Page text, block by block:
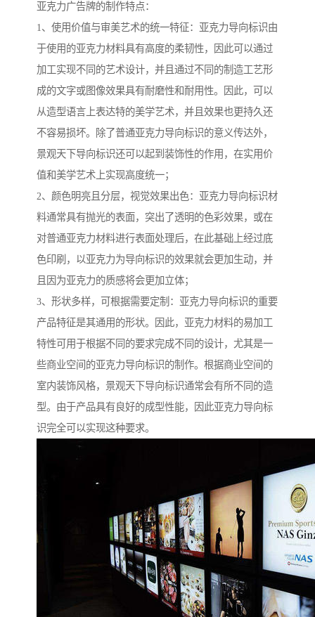
亚克力广告牌的制作特点：
1、使用价值与审美艺术的统一特征：亚克力导向标识由
于使用的亚克力材料具有高度的柔韧性，因此可以通过
加工实现不同的艺术设计，并且通过不同的制造工艺形
成的文字或图像效果具有耐磨性和耐用性。因此，可以
从造型语言上表达特的美学艺术，并且效果也更持久还
不容易损坏。除了普通亚克力导向标识的意义传达外，
景观天下导向标识还可以起到装饰性的作用，在实用价
值和美学艺术上实现高度统一；
2、颜色明亮且分层，视觉效果出色：亚克力导向标识材
料通常具有抛光的表面，突出了透明的色彩效果，或在
对普通亚克力材料进行表面处理后，在此基础上经过底
色印刷，以亚克力为导向标识的效果就会更加生动，并
且因为亚克力的质感将会更加立体；
3、形状多样，可根据需要定制：亚克力导向标识的重要
产品特征是其通用的形状。因此，亚克力材料的易加工
特性可用于根据不同的要求完成不同的设计，尤其是一
些商业空间的亚克力导向标识的制作。根据商业空间的
室内装饰风格，景观天下导向标识通常会有所不同的造
型。由于产品具有良好的成型性能，因此亚克力导向标
识完全可以实现这种要求。